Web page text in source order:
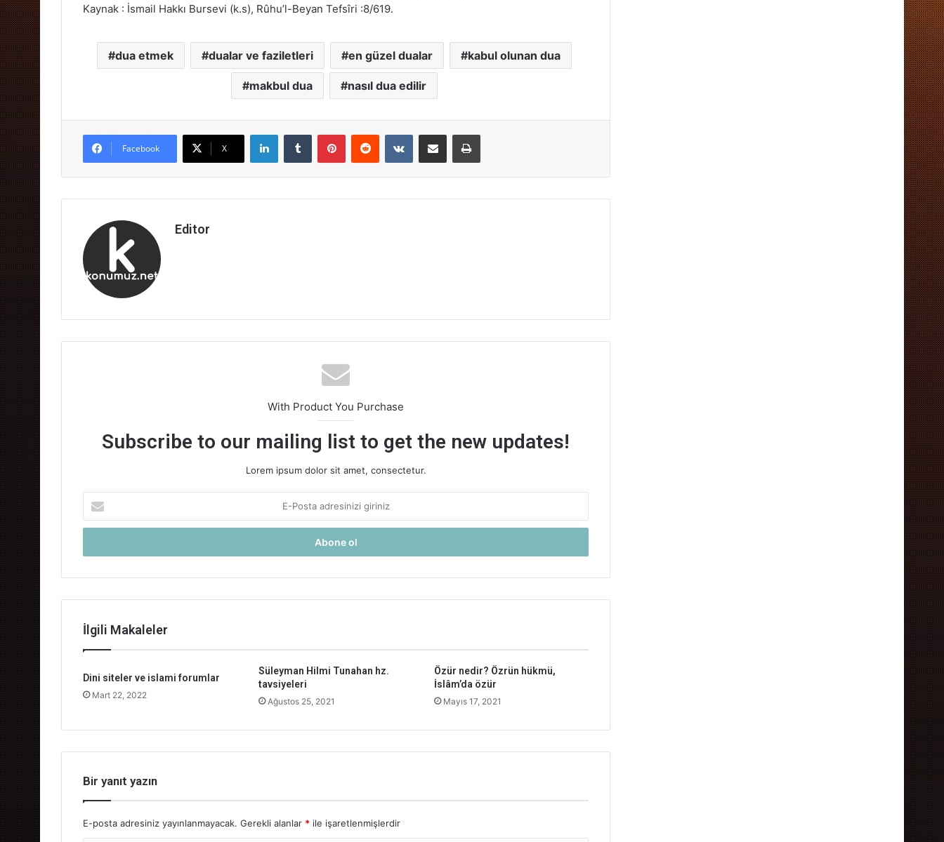
Kaynak : İsmail Hakkı Bursevi (k.s), Rûhu’l-Beyan Tefsîri :8/619.
dua etmek dualar ve faziletleri en güzel dualar kabul olunan dua
makbul dua nasıl dua edilir
Facebook X
LinkedInTumblr PinterestReddit VKontakteE-Posta ile paylaş Yazdır
Editor
With Product You Purchase
Subscribe to our mailing list to get the new updates!
Lorem ipsum dolor sit amet, consectetur.
Posta
adresinizi
İlgili Makaleler
Dini siteler ve islami forumlar
Mart 22, 2022
Süleyman Hilmi Tunahan hz.
tavsiyeleri
Ağustos 25, 2021
Özür nedir? Özrün hükmü,
İslâm’da özür
Mayıs 17, 2021
Bir yanıt yazın
E-posta adresiniz yayınlanmayacak. Gerekli alanlar * ile işaretlenmişlerdir